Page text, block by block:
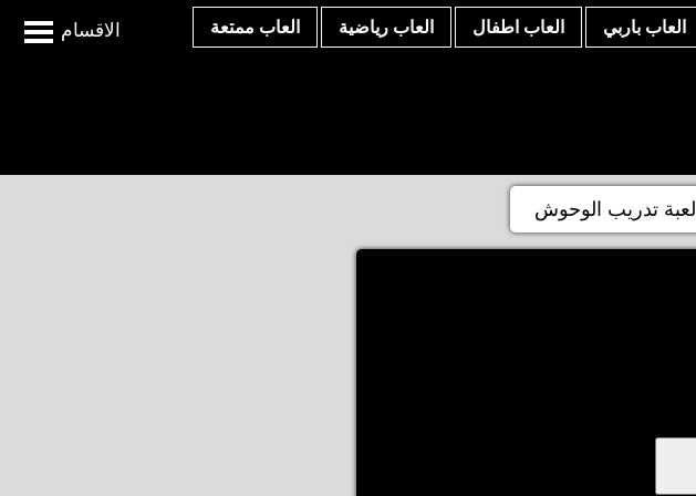
الاقسام العاب باربي العاب اطفال العاب رياضية العاب ممتعة
لعبة تدريب الوحوش